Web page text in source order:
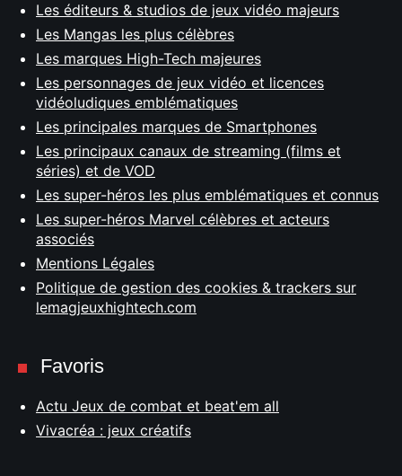
Les éditeurs & studios de jeux vidéo majeurs
Les Mangas les plus célèbres
Les marques High-Tech majeures
Les personnages de jeux vidéo et licences
vidéoludiques emblématiques
Les principales marques de Smartphones
Les principaux canaux de streaming (films et
séries) et de VOD
Les super-héros les plus emblématiques et connus
Les super-héros Marvel célèbres et acteurs
associés
Mentions Légales
Politique de gestion des cookies & trackers sur
lemagjeuxhightech.com
Favoris
Actu Jeux de combat et beat'em all
Vivacréa : jeux créatifs